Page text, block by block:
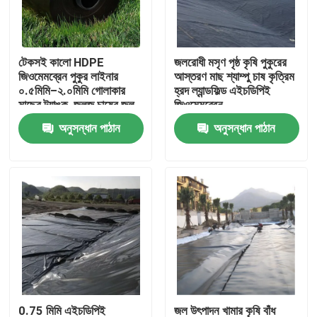
VR প্রদর্শন
আমাদের সম্পর্কে
কারখানা ভ্রমণ
মান নিয়ন্ত্রণ
আমাদের সাথে যোগাযোগ করুন
উদ্ধৃতির জন্য আবেদন
জিওটেক্সটাইল জিওগ্রিড
টেকসই কালো HDPE
জিওমেমব্রেন পুকুর লাইনার
০.৫মিমি–২.০মিমি গোলাকার
মাছের ট্যাঙ্ক, জলজ চাষের জল
সংরক্ষণ, জলাধার এবং বাঁধ
জলরোধী করার জন্য
অনুসন্ধান পাঠান
জলরোধী মসৃণ পৃষ্ঠ কৃষি পুকুরের
আস্তরণ মাছ শ্যাম্পু চাষ কৃত্রিম
হ্রদ ল্যান্ডফিল্ড এইচডিপিই
জিওমেমব্রেন
অনুসন্ধান পাঠান
0.75 মিমি এইচডিপিই জল উৎপাদন খামার কৃষি বাঁধ